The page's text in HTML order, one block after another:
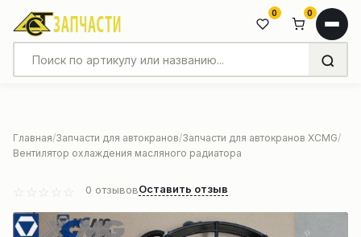
0 0
Главная Запчасти для автокранов Запчасти для автокранов XCMG
Вентилятор охлаждения масляного радиатора
0 отзывовОставить отзыв